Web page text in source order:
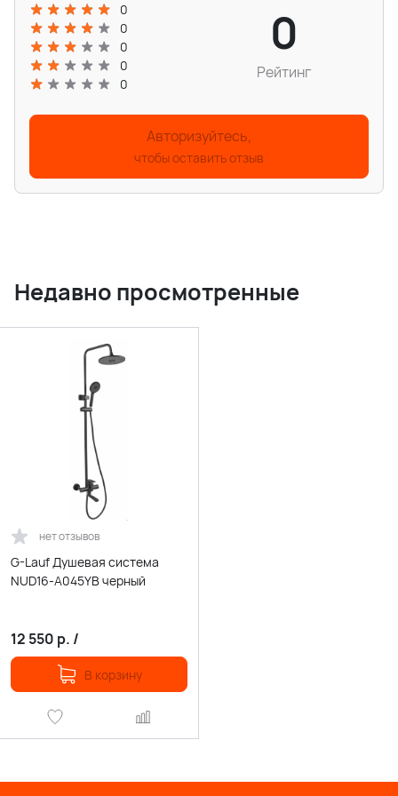
0
0
0
0
0
0
Рейтинг
Авторизуйтесь,
чтобы оставить отзыв
Недавно просмотренные
нет отзывов
G-Lauf Душевая система
NUD16-A045YB черный
12 550 р. /
В корзину